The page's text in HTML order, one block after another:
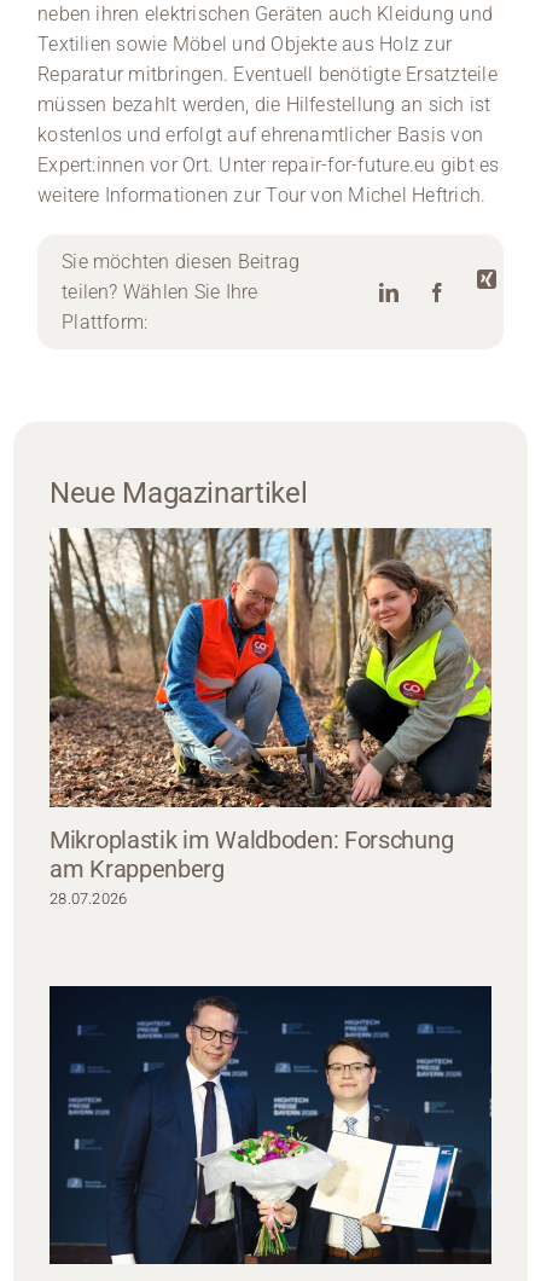
neben ihren elektrischen Geräten auch Kleidung und
Textilien sowie Möbel und Objekte aus Holz zur
Reparatur mitbringen. Eventuell benötigte Ersatzteile
müssen bezahlt werden, die Hilfestellung an sich ist
kostenlos und erfolgt auf ehrenamtlicher Basis von
Expert:innen vor Ort. Unter repair-for-future.eu gibt es
weitere Informationen zur Tour von Michel Heftrich.
Sie möchten diesen Beitrag
teilen? Wählen Sie Ihre
Plattform:
Neue Magazinartikel
Mikroplastik im Waldboden: Forschung
am Krappenberg
28.07.2026